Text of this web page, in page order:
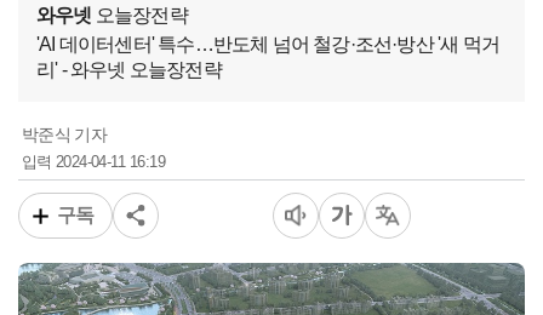
와우넷 오늘장전략
'AI 데이터센터' 특수…반도체 넘어 철강·조선·방산 '새 먹거
리' - 와우넷 오늘장전략
박준식 기자
입력2024-04-11 16:19
구독